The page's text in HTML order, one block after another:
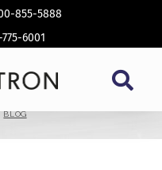
855-5888
6001
BLOG